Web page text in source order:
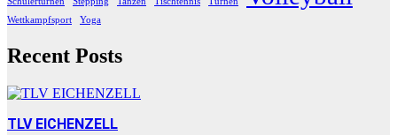
Wettkampfsport Yoga
Recent Posts
TLV EICHENZELL